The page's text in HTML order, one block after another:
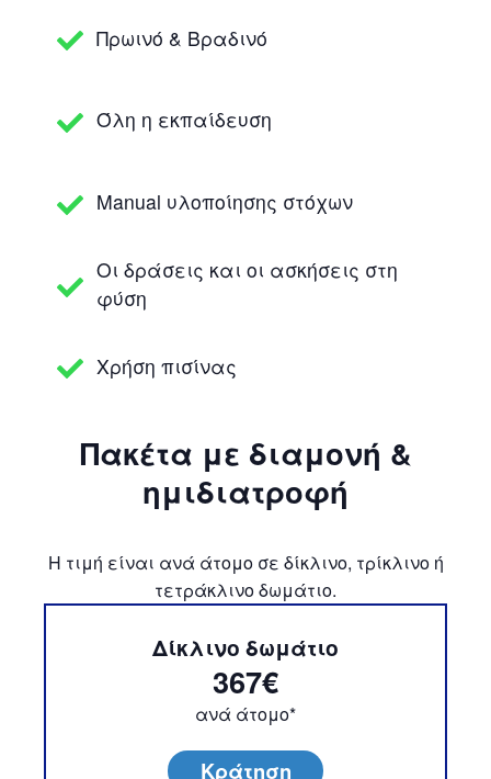
Πρωινό & Βραδινό
Όλη η εκπαίδευση
Manual υλοποίησης στόχων
Οι δράσεις και οι ασκήσεις στη
φύση
Χρήση πισίνας
Πακέτα με διαμονή &
ημιδιατροφή
Η τιμή είναι ανά άτομο σε δίκλινο, τρίκλινο ή
τετράκλινο δωμάτιο.
Δίκλινο δωμάτιο
367€
ανά άτομο*
Κράτηση